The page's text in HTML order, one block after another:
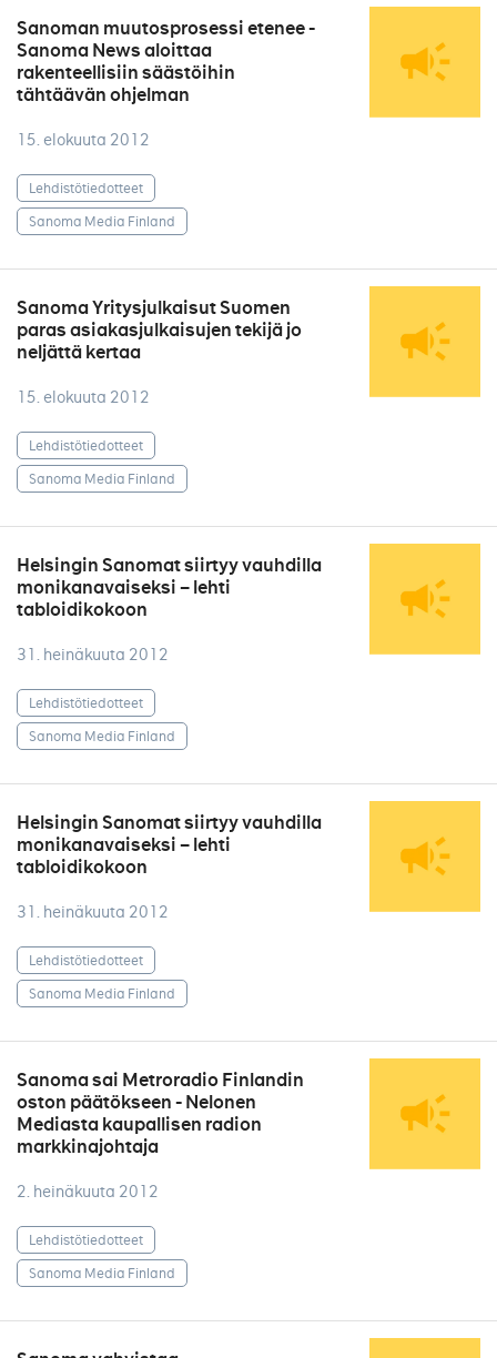
Sanoman muutosprosessi etenee -
Sanoma News aloittaa
rakenteellisiin säästöihin
tähtäävän ohjelman
15. elokuuta 2012
Lehdistötiedotteet
Sanoma Media Finland
Sanoma Yritysjulkaisut Suomen
paras asiakasjulkaisujen tekijä jo
neljättä kertaa
15. elokuuta 2012
Lehdistötiedotteet
Sanoma Media Finland
Helsingin Sanomat siirtyy vauhdilla
monikanavaiseksi – lehti
tabloidikokoon
31. heinäkuuta 2012
Lehdistötiedotteet
Sanoma Media Finland
Helsingin Sanomat siirtyy vauhdilla
monikanavaiseksi – lehti
tabloidikokoon
31. heinäkuuta 2012
Lehdistötiedotteet
Sanoma Media Finland
Sanoma sai Metroradio Finlandin
oston päätökseen - Nelonen
Mediasta kaupallisen radion
markkinajohtaja
2. heinäkuuta 2012
Lehdistötiedotteet
Sanoma Media Finland